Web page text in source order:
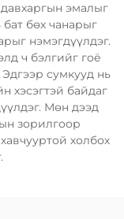
эмалыг
бөх чанарыг
нэмэгдүүлдэг.
ч бэлгийг гоё
сумкууд нь
хэсэгтэй байдаг
Мөн дээд
зорилгоор
холбох